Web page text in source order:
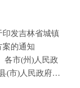
定》，各级党
主要负责人是本
他成员对分管
品安全工作负
处置食品安全
吉林省城镇
案的通知
(市)人民政府,